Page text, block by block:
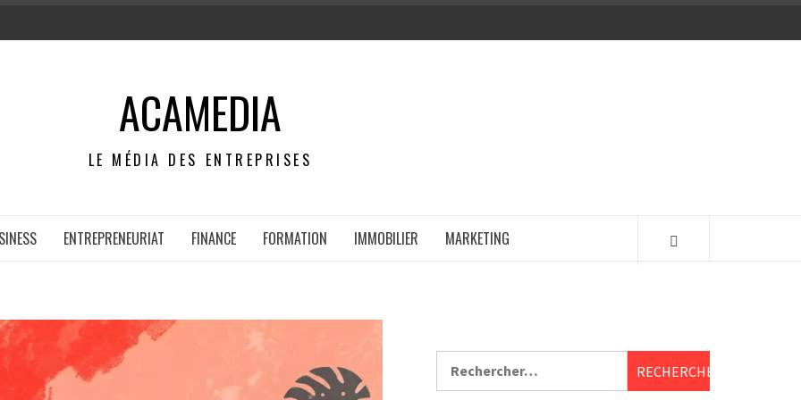
ACAMEDIA
LE MÉDIA DES ENTREPRISES
ENTREPRENEURIAT FINANCE FORMATION IMMOBILIER MARKETING